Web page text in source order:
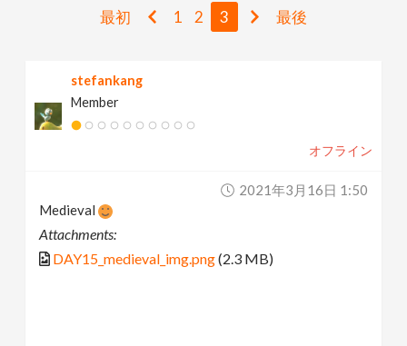
最初 1 2 3 最後
stefankang
Member
オフライン
2021年3月16日 1:50
Medieval
Attachments:
DAY15_medieval_img.png(2.3 MB)